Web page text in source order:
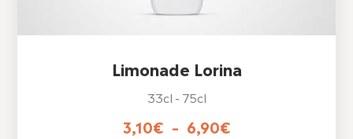
Limonade Lorina
33cl - 75cl
3,10€ – 6,90€Plage